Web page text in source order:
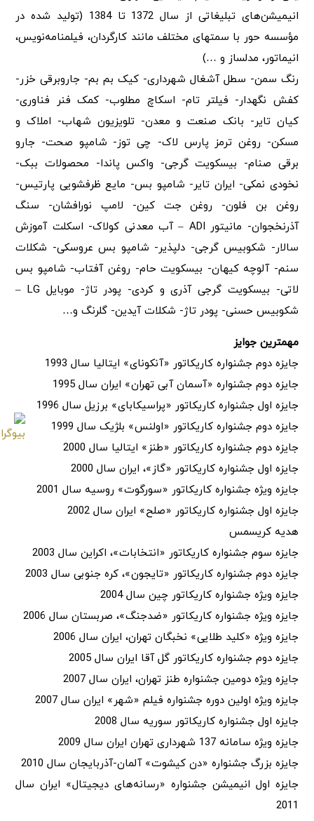
انیمیشن‌های تبلیغاتی از سال 1372 تا 1384 (تولید شده در
مؤسسه حور با سمتهای مختلف مانند کارگردان، فیلمنامه‌نویس،
انیماتور، مدلساز و …)
رنگ سمن- سطل آشغال شهرداری- کیک بم بم- جاروبرقی خزر-
کفش نگهدار- فیلتر تام- اسکاچ مطلوب- کمک فنر فناوری-
کیان تایر- بانک صنعت و معدن- تلویزیون شهاب- املاک و
مسکن- روغن ترمز پارس لاک- چی توز- شامپو صحت- جارو
برقی صنام- بیسکویت گرجی- واکس پاندا- محصولات ببک-
نخودی نمکی- ایران تایر- شامپو بس- مایع ظرفشویی پارتیس-
روغن بن فلون- روغن جت کین- لامپ نورافشان- سنگ
آذرنخجوان- مانیتور ADI – آب معدنی کولاک- اسکلت آموزش
سالار- شکوبیس گرجی- دلپذیر- شامپو بس عروسکی- شکلات
سنم- آلوچه کیهان- بیسکویت حام- روغن آفتاب- شامپو بس
لاتی- بیسکویت گرجی آذری و کردی- پودر تاژ- موبایل LG –
شکوبیس حسنی- پودر تاژ- شکلات آیدین- گلرنگ و…
مهمترین جوایز
جایزه دوم جشنواره کاریکاتور «آنکونای» ایتالیا سال 1993
جایزه دوم جشنواره «آسمان آبی تهران» ایران سال 1995
جایزه اول جشنواره کاریکاتور «پراسیکابای» برزیل سال 1996
جایزه دوم جشنواره کاریکاتور «اولنس» بلژیک سال 1999
جایزه دوم جشنواره کاریکاتور «طنز» ایتالیا سال 2000
جایزه اول جشنواره کاریکاتور «گاز»، ایران سال 2000
جایزه ویژه جشنواره کاریکاتور «سورگوت» روسیه سال 2001
جایزه اول جشنواره کاریکاتور «صلح» ایران سال 2002
هدیه کریسمس
جایزه سوم جشنواره کاریکاتور «انتخابات»، اکراین سال 2003
جایزه دوم جشنواره کاریکاتور «تایجون»، کره جنوبی سال 2003
جایزه ویژه جشنواره کاریکاتور چین سال 2004
جایزه ویژه جشنواره کاریکاتور «ضدجنگ»، صربستان سال 2006
جایزه ویژه «کلید طلایی» نخبگان تهران، ایران سال 2006
جایزه دوم جشنواره کاریکاتور گل آقا ایران سال 2005
جایزه ویژه دومین جشنواره طنز تهران، ایران سال 2007
جایزه ویژه اولین دوره جشنواره فیلم «شهر» ایران سال 2007
جایزه اول جشنواره کاریکاتور سوریه سال 2008
جایزه ویژه سامانه 137 شهرداری تهران ایران سال 2009
جایزه بزرگ جشنواره «دن کیشوت» آلمان-آذربایجان سال 2010
جایزه اول انیمیشن جشنواره «رسانه‌های دیجیتال» ایران سال
2011